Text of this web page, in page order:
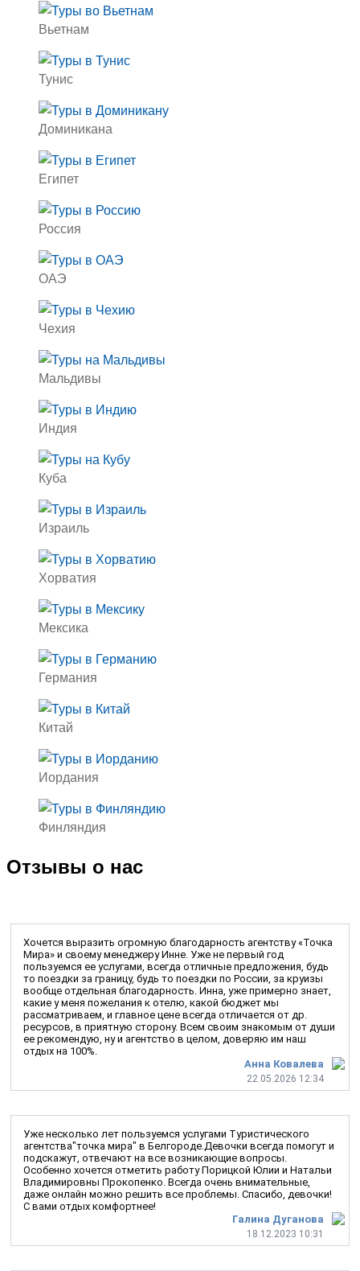
Вьетнам
Тунис
Доминикана
Египет
Россия
ОАЭ
Чехия
Мальдивы
Индия
Куба
Израиль
Хорватия
Мексика
Германия
Китай
Иордания
Финляндия
Отзывы о нас
Анна Ковалева
22.05.2026 12:34
Хочется выразить огромную благодарность агентству «Точка
Мира» и своему менеджеру Инне. Уже не первый год
пользуемся ее услугами, всегда отличные предложения, будь
то поездки за границу, будь то поездки по России, за круизы
вообще отдельная благодарность. Инна, уже примерно знает,
какие у меня пожелания к отелю, какой бюджет мы
рассматриваем, и главное цене всегда отличается от др.
ресурсов, в приятную сторону. Всем своим знакомым от души
ее рекомендую, ну и агентство в целом, доверяю им наш
отдых на 100%.
Галина Дуганова
18.12.2023 10:31
Уже несколько лет пользуемся услугами Туристического
агентства"точка мира" в Белгороде.Девочки всегда помогут и
подскажут, отвечают на все возникающие вопросы.
Особенно хочется отметить работу Порицкой Юлии и Натальи
Владимировны Прокопенко. Всегда очень внимательные,
даже онлайн можно решить все проблемы. Спасибо, девочки!
С вами отдых комфортнее!